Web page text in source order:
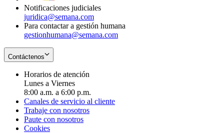
Notificaciones judiciales
juridica@semana.com
Para contactar a gestión humana
gestionhumana@semana.com
Contáctenos
Horarios de atención
Lunes a Viernes
8:00 a.m. a 6:00 p.m.
Canales de servicio al cliente
Trabaje con nosotros
Paute con nosotros
Cookies